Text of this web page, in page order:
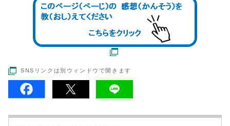
SNSリンクは別ウィンドウで開きます